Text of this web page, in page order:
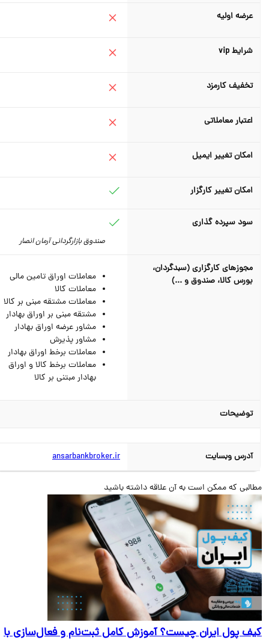
عرضه اولیه
شرایط vip
تخفیف کارمزد
اعتبار معاملاتی
امکان تغییر ایمیل
امکان تغییر کارگزار
سود سپرده گذاری
صندوق بازارگردانی آرمان انصار
مجوزهای کارگزاری (سبدگردان،
بورس کالا، صندوق و ...)
معاملات اوراق تامین مالی
معاملات کالا
معاملات مشتقه مبنی بر کالا
مشتقه مبنی بر اوراق بهادار
مشاور عرضه اوراق بهادار
مشاور پذیرش
معاملات برخط اوراق بهادار
معاملات برخط کالا و اوراق
بهادار مبتنی بر کالا
توضیحات
آدرس وبسایت ansarbankbroker.ir
که ممکن است به آن علاقه داشته باشید
پول ایران چیست؟ آموزش کامل ثبت‌نام و فعال‌سازی با